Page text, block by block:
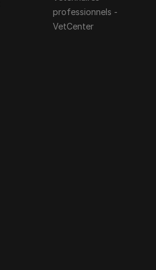
professionnels -
VetCenter